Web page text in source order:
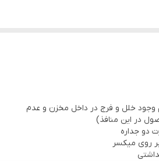
وجود خلل و فرج در داخل مخزن و عدم
در این منافذ)
دو جداره
روی میکسر